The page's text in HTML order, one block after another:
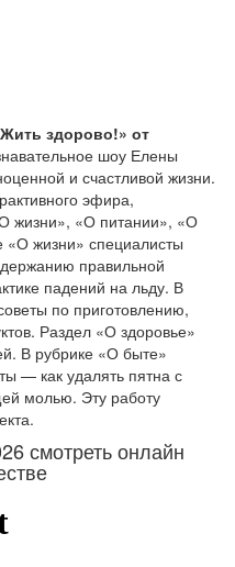
здорово!» от
шоу Елены
и счастливой жизни.
эфира,
жизни», «О питании», «О
«О жизни» специалисты
правильной
падений на льду. В
по приготовлению,
Раздел «О здоровье»
В рубрике «О быте»
— как удалять пятна с
молью. Эту работу
смотреть онлайн